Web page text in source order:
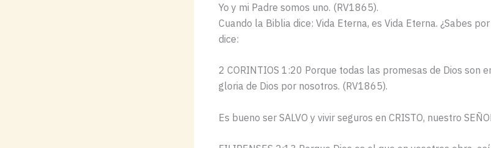
Yo y mi Padre somos uno. (RV1865).
Cuando la Biblia dice: Vida Eterna, es Vida Eterna. ¿Sabes
dice:
2 CORINTIOS 1:20 Porque todas las promesas de Dios son
gloria de Dios por nosotros. (RV1865).
Es bueno ser SALVO y vivir seguros en CRISTO, nuestro